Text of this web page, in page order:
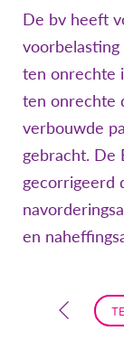
De bv heeft
ten onrechte
ten onrechte
verbouwde
gebracht. De
gecorrigeerd
en